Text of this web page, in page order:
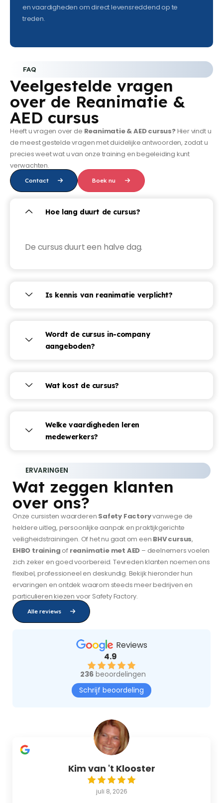
en vaardigheden om direct levensreddend op te
treden.
FAQ
Veelgestelde vragen
over de Reanimatie &
AED cursus
Heeft u vragen over de Reanimatie & AED cursus?Hier vindt u
de meest gestelde vragen met duidelijke antwoorden, zodat u
precies weet wat u van onze training en begeleiding kunt
verwachten.
Contact Boek nu
Hoe lang duurt de cursus?
De cursus duurt een halve dag.
Is kennis van reanimatie verplicht?
Wordt de cursus in-company
aangeboden?
Wat kost de cursus?
Welke vaardigheden leren
medewerkers?
ERVARINGEN
Wat zeggen klanten
over ons?
Onze cursisten waarderen Safety Factoryvanwege de
heldere uitleg, persoonlijke aanpak en praktijkgerichte
veiligheidstrainingen. Of het nu gaat om een BHV cursus,
EHBO training of reanimatie met AED – deelnemers voelen
zich zeker en goed voorbereid. Tevreden klanten noemen ons
flexibel, professioneel en deskundig. Bekijk hieronder hun
ervaringen en ontdek waarom steeds meer bedrijven en
particulieren kiezen voor Safety Factory.
Alle reviews
Reviews
4.9
236beoordelingen
Schrijf beoordeling
Kim van 't Klooster
juli 8, 2026